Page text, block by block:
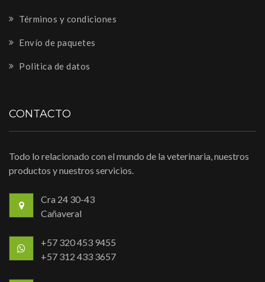
Términos y condiciones
Envío de paquetes
Politica de datos
CONTACTO
Todo lo relacionado con el mundo de la veterinaria, nuestros
productos y nuestros servicios.
Cra 24 30-43
Cañaveral
+57 320 453 9455
+57 312 433 3657